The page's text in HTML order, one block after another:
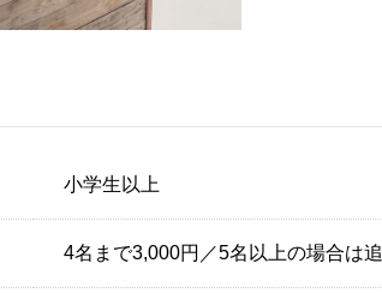
小学生以上
4名まで3,000円／5名以上の場合は